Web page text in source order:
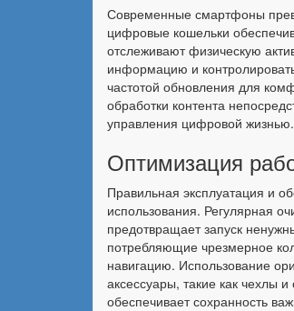
Современные смартфоны
цифровые кошельки
отслеживают физическую
информацию и
частотой обновления для
обработки контента
управления цифровой жизнью.
Оптимизация
Правильная эксплуатация и
использования. Регулярная
предотвращает запуск
потребляющие чрезмерное
навигацию. Использование
аксессуары, такие как чехлы
обеспечивает сохранность